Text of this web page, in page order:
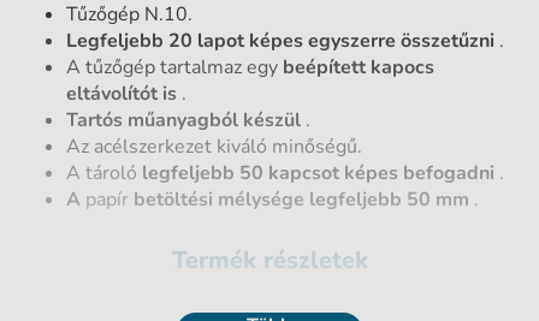
Tűzőgép N.10.
Legfeljebb 20 lapot képes egyszerre összetűzni .
A tűzőgép tartalmaz egy beépített kapocs
eltávolítót is .
Tartós műanyagból készül .
Az acélszerkezet kiváló minőségű.
A tároló legfeljebb 50 kapcsot képes befogadni .
A papír betöltési mélysége legfeljebb 50 mm .
Termék részletek